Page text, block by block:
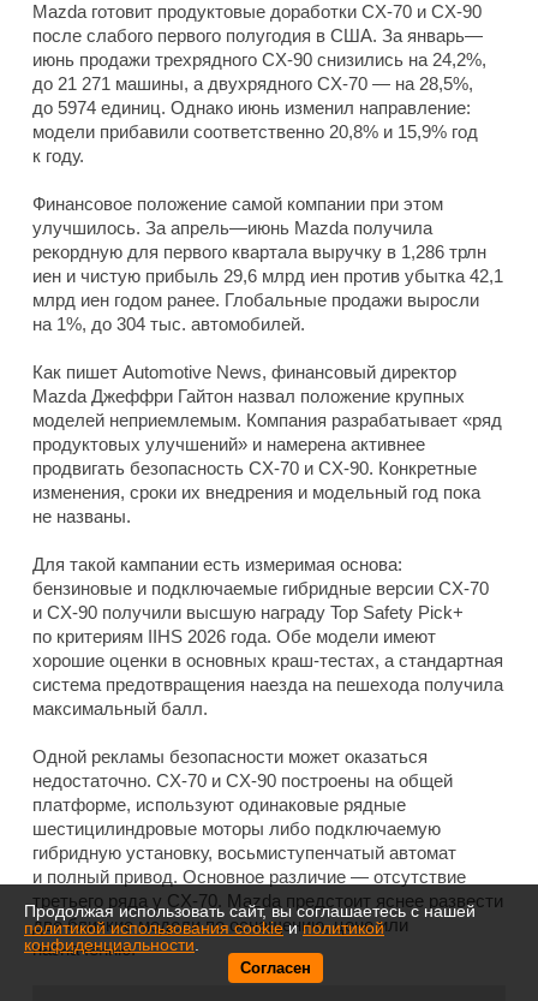
Mazda готовит продуктовые доработки CX-70 и CX-90
после слабого первого полугодия в США. За январь—
июнь продажи трехрядного CX-90 снизились на 24,2%,
до 21 271 машины, а двухрядного CX-70 — на 28,5%,
до 5974 единиц. Однако июнь изменил направление:
модели прибавили соответственно 20,8% и 15,9% год
к году.
Финансовое положение самой компании при этом
улучшилось. За апрель—июнь Mazda получила
рекордную для первого квартала выручку в 1,286 трлн
иен и чистую прибыль 29,6 млрд иен против убытка 42,1
млрд иен годом ранее. Глобальные продажи выросли
на 1%, до 304 тыс. автомобилей.
Как пишет Automotive News, финансовый директор
Mazda Джеффри Гайтон назвал положение крупных
моделей неприемлемым. Компания разрабатывает «ряд
продуктовых улучшений» и намерена активнее
продвигать безопасность CX-70 и CX-90. Конкретные
изменения, сроки их внедрения и модельный год пока
не названы.
Для такой кампании есть измеримая основа:
бензиновые и подключаемые гибридные версии CX-70
и CX-90 получили высшую награду Top Safety Pick+
по критериям IIHS 2026 года. Обе модели имеют
хорошие оценки в основных краш-тестах, а стандартная
система предотвращения наезда на пешехода получила
максимальный балл.
Одной рекламы безопасности может оказаться
недостаточно. CX-70 и CX-90 построены на общей
платформе, используют одинаковые рядные
шестицилиндровые моторы либо подключаемую
гибридную установку, восьмиступенчатый автомат
и полный привод. Основное различие — отсутствие
третьего ряда у CX-70. Mazda предстоит яснее развести
две близкие модели по оснащению, цене или
назначению.
Продолжая использовать сайт, вы соглашаетесь с нашей
политикой использования cookieиполитикой
конфиденциальности
Согласен